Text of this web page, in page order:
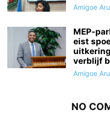
Amigoe
MEP-
eist
verblijf
Amigoe
NO